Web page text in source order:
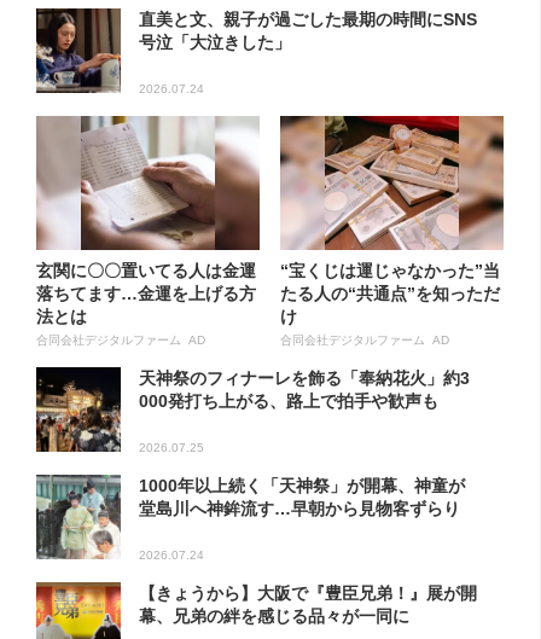
直美と文、親子が過ごした最期の時間にSNS
号泣「大泣きした」
2026.07.24
玄関に〇〇置いてる人は金運
落ちてます…金運を上げる方
法とは
合同会社デジタルファーム AD
“宝くじは運じゃなかった”当
たる人の“共通点”を知っただ
け
合同会社デジタルファーム AD
天神祭のフィナーレを飾る「奉納花火」約3
000発打ち上がる、路上で拍手や歓声も
2026.07.25
1000年以上続く「天神祭」が開幕、神童が
堂島川へ神鉾流す…早朝から見物客ずらり
2026.07.24
【きょうから】大阪で『豊臣兄弟！』展が開
幕、兄弟の絆を感じる品々が一同に